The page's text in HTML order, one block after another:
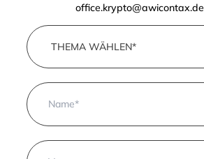
office.krypto@awicontax.de